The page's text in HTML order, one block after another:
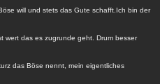
will und stets das Gute schafft.Ich bin der
wert das es zugrunde geht. Drum besser
das Böse nennt, mein eigentliches